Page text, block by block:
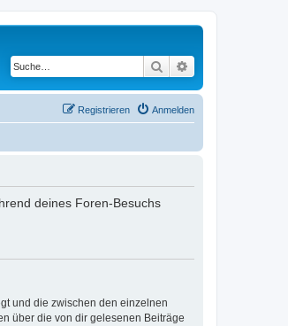
Suche
Anmelden
Registrieren
deines Foren-Besuchs
und die zwischen den einzelnen
über die von dir gelesenen Beiträge